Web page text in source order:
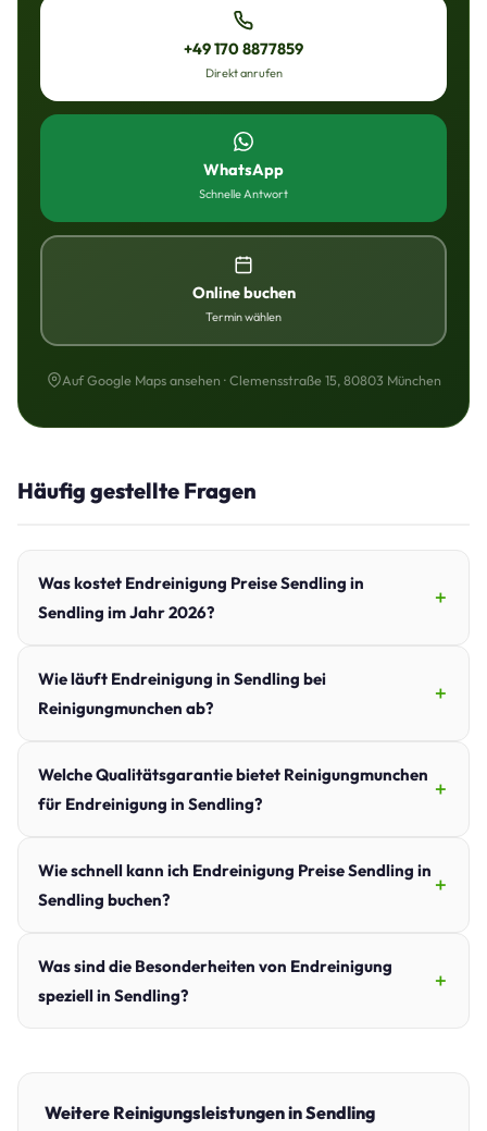
+49 170 8877859
Direkt anrufen
WhatsApp
Schnelle Antwort
Online buchen
Termin wählen
Auf Google Maps ansehen · Clemensstraße 15, 80803 München
Häufig gestellte Fragen
Was kostet Endreinigung Preise Sendling in
Sendling im Jahr 2026?
Wie läuft Endreinigung in Sendling bei
Reinigungmunchen ab?
Welche Qualitätsgarantie bietet Reinigungmunchen
für Endreinigung in Sendling?
Wie schnell kann ich Endreinigung Preise Sendling in
Sendling buchen?
Was sind die Besonderheiten von Endreinigung
speziell in Sendling?
Weitere Reinigungsleistungen in Sendling